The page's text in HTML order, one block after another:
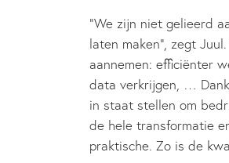
“We zijn niet gelieerd
laten maken”, zegt
aannemen: efficiënter
data verkrijgen, …
in staat stellen om
de hele transformatie
praktische. Zo is de